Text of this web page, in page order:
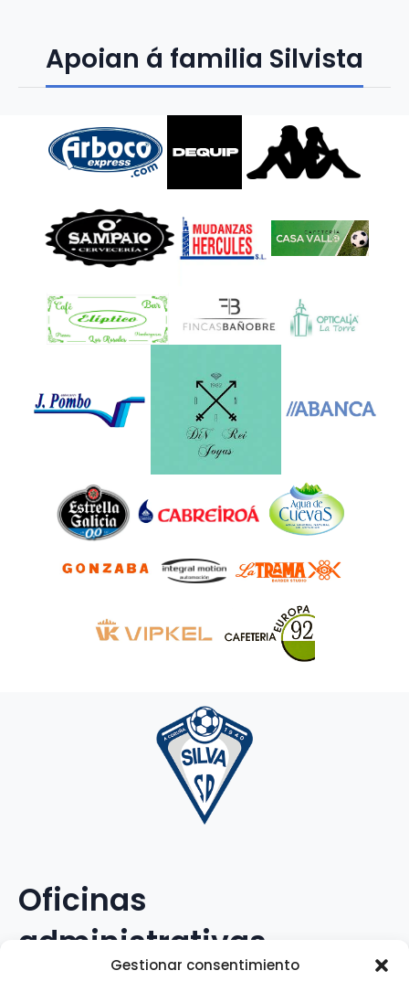
Gestionar consentimiento
Apoian á familia Silvista
Oficinas
administrativas